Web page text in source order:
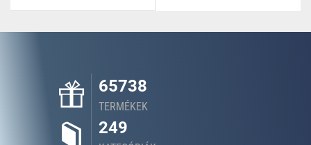
65738
TERMÉKEK
249